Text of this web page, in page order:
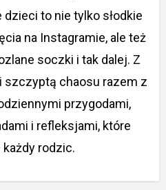
to nie tylko słodkie
na Instagramie, ale też
soczki i tak dalej. Z
szczyptą chaosu razem z
przygodami,
i refleksjami, które
rodzic.